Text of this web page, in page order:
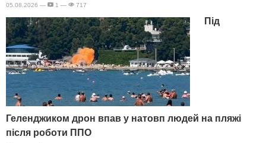
05.08.2026 — 1 — 717
Під
Геленджиком дрон впав у натовп людей на пляжі
після роботи ППО